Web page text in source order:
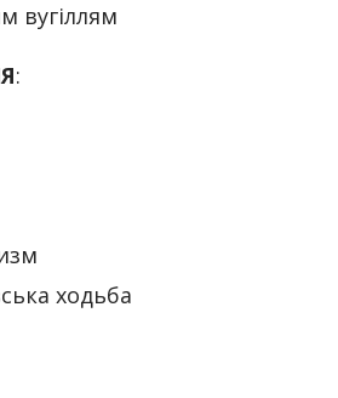
вугіллям
:
ходьба